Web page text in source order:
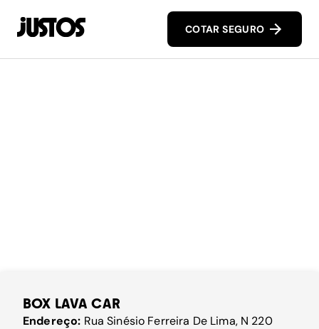
COTAR SEGURO
BOX LAVA CAR
Endereço: Rua Sinésio Ferreira De Lima, N 220